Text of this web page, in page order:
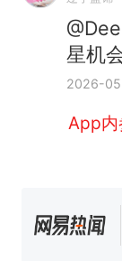
星机
2026-
App内